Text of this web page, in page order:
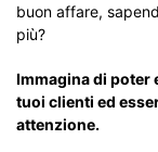
buon affare,
più?
Immagina di poter
tuoi clienti ed
attenzione.